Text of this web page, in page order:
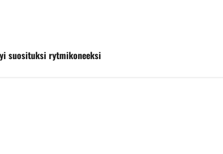
suosituksi rytmikoneeksi